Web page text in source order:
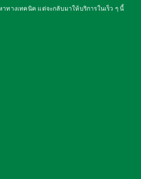
ทางเทคนิค แต่จะกลับมาให้บริการในเร็ว ๆ นี้